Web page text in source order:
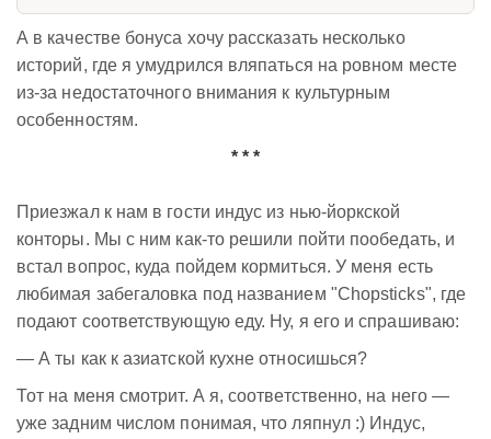
А в качестве бонуса хочу рассказать несколько
историй, где я умудрился вляпаться на ровном месте
из-за недостаточного внимания к культурным
особенностям.
* * *
Приезжал к нам в гости индус из нью-йоркской
конторы. Мы с ним как-то решили пойти пообедать, и
встал вопрос, куда пойдем кормиться. У меня есть
любимая забегаловка под названием "Chopsticks", где
подают соответствующую еду. Ну, я его и спрашиваю:
— А ты как к азиатской кухне относишься?
Тот на меня смотрит. А я, соответственно, на него —
уже задним числом понимая, что ляпнул :) Индус,